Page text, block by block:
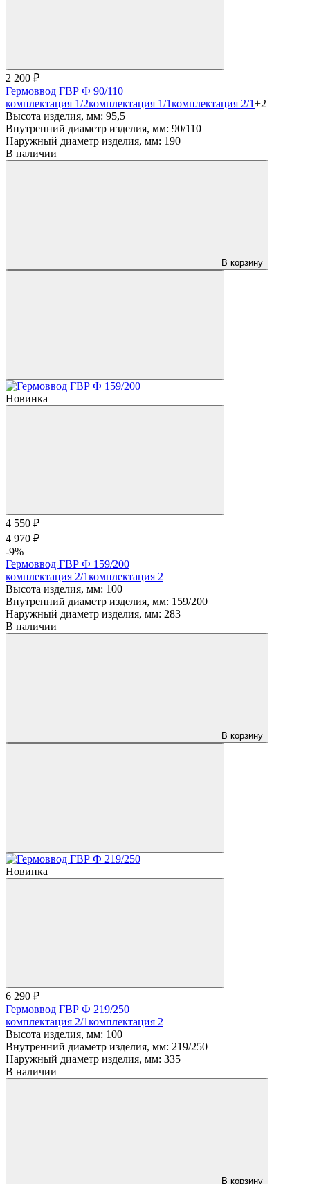
2 200 ₽
Гермоввод ГВР Ф 90/110
комплектация 1/2комплектация 1/1комплектация 2/1+2
Высота изделия, мм: 95,5
Внутренний диаметр изделия, мм: 90/110
Наружный диаметр изделия, мм: 190
В наличии
В корзину
Новинка
4 550 ₽
4 970 ₽
-9%
Гермоввод ГВР Ф 159/200
комплектация 2/1комплектация 2
Высота изделия, мм: 100
Внутренний диаметр изделия, мм: 159/200
Наружный диаметр изделия, мм: 283
В наличии
В корзину
Новинка
6 290 ₽
Гермоввод ГВР Ф 219/250
комплектация 2/1комплектация 2
Высота изделия, мм: 100
Внутренний диаметр изделия, мм: 219/250
Наружный диаметр изделия, мм: 335
В наличии
В корзину